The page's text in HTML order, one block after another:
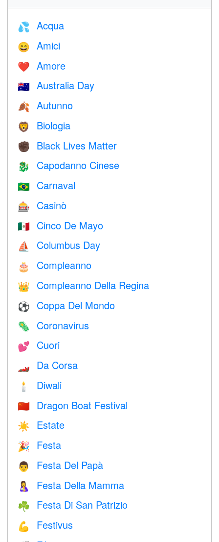
💦 Acqua
😄 Amici
❤️️ Amore
🇦🇺 Australia Day
🍂 Autunno
🦁 Biologia
✊🏿 Black Lives Matter
🐉 Capodanno Cinese
🇧🇷 Carnaval
🎰 Casinò
🇲🇽 Cinco De Mayo
⛵️ Columbus Day
🎂 Compleanno
👑 Compleanno Della Regina
⚽ Coppa Del Mondo
🦠 Coronavirus
💕 Cuori
🏎 Da Corsa
🕯 Diwali
🇨🇳 Dragon Boat Festival
☀️ Estate
🎉 Festa
👨 Festa Del Papà
🤱 Festa Della Mamma
☘️ Festa Di San Patrizio
💪 Festivus